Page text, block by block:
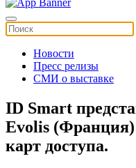
Новости
Пресс релизы
СМИ о выставке
ID Smart
Evolis
карт доступа.